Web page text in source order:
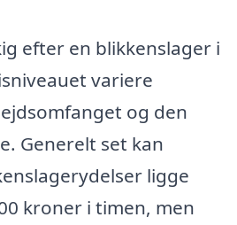
efter en blikkenslager i
variere
og den
Generelt set kan
ligge
kroner i timen, men